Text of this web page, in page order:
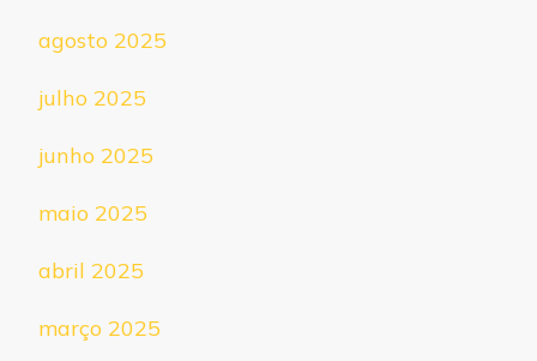
agosto 2025
julho 2025
junho 2025
maio 2025
abril 2025
março 2025